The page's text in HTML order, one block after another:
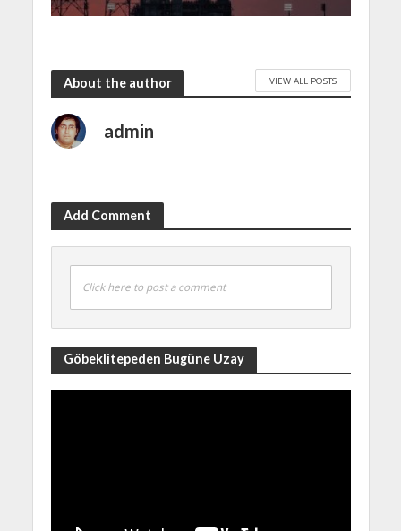
About the author VIEW ALL POSTS
admin
Add Comment
Click here to post a comment
Göbeklitepeden Bugüne Uzay